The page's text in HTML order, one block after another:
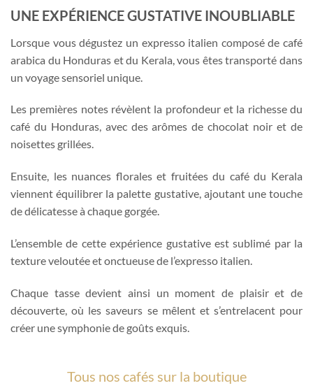
UNE EXPÉRIENCE GUSTATIVE INOUBLIABLE
Lorsque vous dégustez un expresso italien composé de café
arabica du Honduras et du Kerala, vous êtes transporté dans
un voyage sensoriel unique.
Les premières notes révèlent la profondeur et la richesse du
café du Honduras, avec des arômes de chocolat noir et de
noisettes grillées.
Ensuite, les nuances florales et fruitées du café du Kerala
viennent équilibrer la palette gustative, ajoutant une touche
de délicatesse à chaque gorgée.
L’ensemble de cette expérience gustative est sublimé par la
texture veloutée et onctueuse de l’expresso italien.
Chaque tasse devient ainsi un moment de plaisir et de
découverte, où les saveurs se mêlent et s’entrelacent pour
créer une symphonie de goûts exquis.
Tous nos cafés sur la boutique